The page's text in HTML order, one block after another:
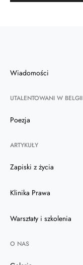
Wiadomości
UTALENTOWANI W BELGII
Poezja
ARTYKUŁY
Zapiski z życia
Klinika Prawa
Warsztaty i szkolenia
O NAS